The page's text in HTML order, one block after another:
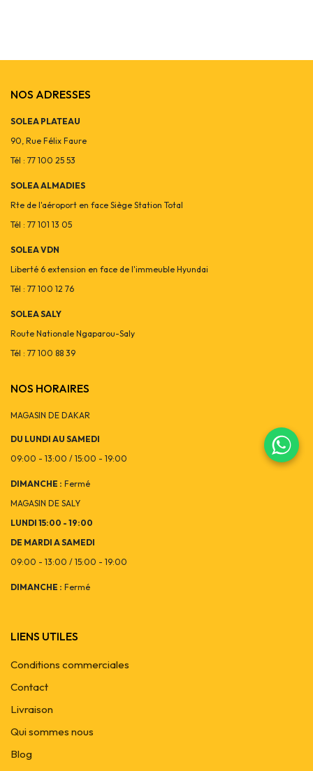
NOS ADRESSES
SOLEA PLATEAU
90, Rue Félix Faure
Tél : 77 100 25 53
SOLEA ALMADIES
Rte de l'aéroport en face Siège Station Total
Tél : 77 101 13 05
SOLEA VDN
Liberté 6 extension en face de l'immeuble Hyundai
Tél : 77 100 12 76
SOLEA SALY
Route Nationale Ngaparou-Saly
Tél : 77 100 88 39
NOS HORAIRES
MAGASIN DE DAKAR
DU LUNDI AU SAMEDI
09:00 - 13:00 / 15:00 - 19:00
DIMANCHE : Fermé
MAGASIN DE SALY
LUNDI 15:00 - 19:00
DE MARDI A SAMEDI
09:00 - 13:00 / 15:00 - 19:00
DIMANCHE : Fermé
LIENS UTILES
Conditions commerciales
Contact
Livraison
Qui sommes nous
Blog